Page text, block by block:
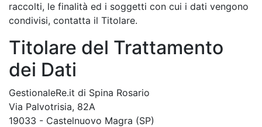
raccolti, le finalità ed i soggetti con cui i dati vengono
condivisi, contatta il Titolare.
Titolare del Trattamento
dei Dati
GestionaleRe.it di Spina Rosario
Via Palvotrisia, 82A
19033 - Castelnuovo Magra (SP)